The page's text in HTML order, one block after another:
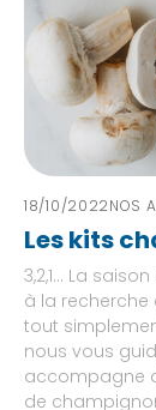
18/10/2022NOS
Les kits
3,2,1… La
à la recherche
tout
nous vous
accompagne
de